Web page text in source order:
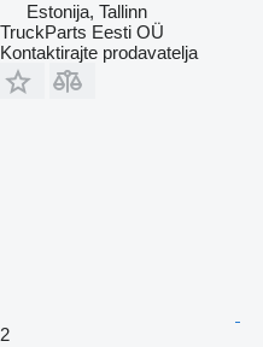
Estonija, Tallinn
TruckParts Eesti OÜ
Kontaktirajte prodavatelja
2